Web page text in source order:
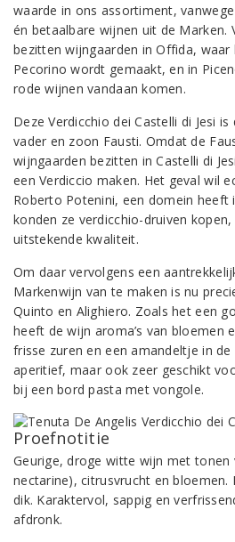
waarde in ons assortiment,
én betaalbare wijnen uit de Marken.
bezitten wijngaarden in Offida, waar
Pecorino wordt gemaakt, en in
rode wijnen vandaan komen.
Deze Verdicchio dei Castelli di Jesi
vader en zoon Fausti. Omdat de
wijngaarden bezitten in Castelli di
een Verdiccio maken. Het geval wil
Roberto Potenini, een domein heeft
konden ze verdicchio-druiven
uitstekende kwaliteit.
Om daar vervolgens een
Markenwijn van te maken is nu
Quinto en Alighiero. Zoals het een
heeft de wijn aroma’s van bloemen
frisse zuren en een amandeltje in
aperitief, maar ook zeer geschikt
bij een bord pasta met vongole.
Proefnotitie
Geurige, droge witte wijn met tonen
nectarine), citrusvrucht en
dik. Karaktervol, sappig en
afdronk.